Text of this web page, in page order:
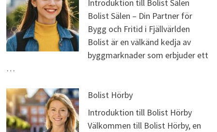
Introduktion till Bolist Sälen
Bolist Sälen – Din Partner för
Bygg och Fritid i Fjällvärlden
Bolist är en välkänd kedja av
byggmarknader som erbjuder ett
…
Bolist Hörby
Introduktion till Bolist Hörby
Välkommen till Bolist Hörby, en